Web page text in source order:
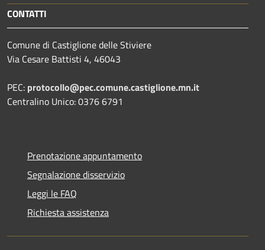
CONTATTI
Comune di Castiglione delle Stiviere
Via Cesare Battisti 4, 46043
PEC: protocollo@pec.comune.castiglione.mn.it
Centralino Unico: 0376 6791
Prenotazione appuntamento
Segnalazione disservizio
Leggi le FAQ
Richiesta assistenza